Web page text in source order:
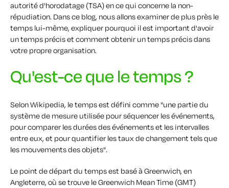
autorité d'horodatage (TSA) en ce qui concerne la non-
répudiation. Dans ce blog, nous allons examiner de plus près le
temps lui-même, expliquer pourquoi il est important d'avoir
un temps précis et comment obtenir un temps précis dans
votre propre organisation.
Qu'est-ce que le temps ?
Selon Wikipedia, le temps est défini comme "une partie du
système de mesure utilisée pour séquencer les événements,
pour comparer les durées des événements et les intervalles
entre eux, et pour quantifier les taux de changement tels que
les mouvements des objets".
Le point de départ du temps est basé à Greenwich, en
Angleterre, où se trouve le Greenwich Mean Time (GMT)